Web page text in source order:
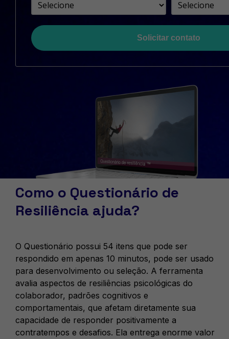
Solicitar contato
Como o Questionário de
Resiliência ajuda?
O Questionário possui 54 itens que pode ser
respondido em apenas 10 minutos, pode ser usado
para desenvolvimento ou seleção. A ferramenta
avalia aspectos de resiliências psicológicas do
colaborador, padrões cognitivos e
comportamentais, que afetam diretamente sua
capacidade de responder positivamente a
contratempos e desafios. Ela entrega enorme valor